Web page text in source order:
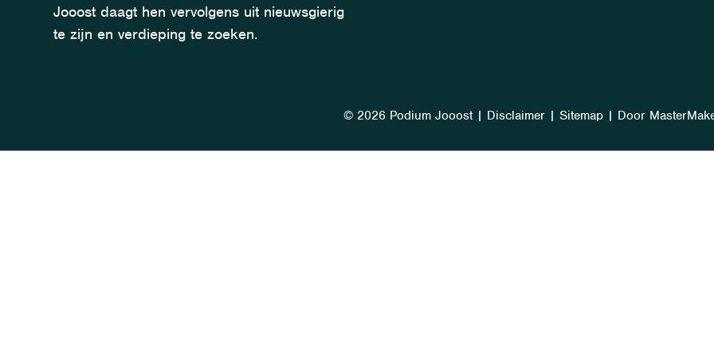
Jooost daagt hen vervolgens uit nieuwsgierig
te zijn en verdieping te zoeken.
© 2026 Podium Jooost | Disclaimer | Sitemap | Door